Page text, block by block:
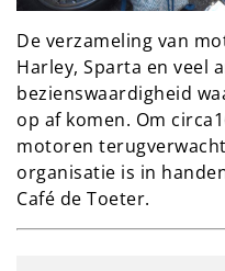
De verzameling van
Harley, Sparta en veel
bezienswaardigheid
op af komen. Om
motoren
organisatie is in
Café de Toeter.